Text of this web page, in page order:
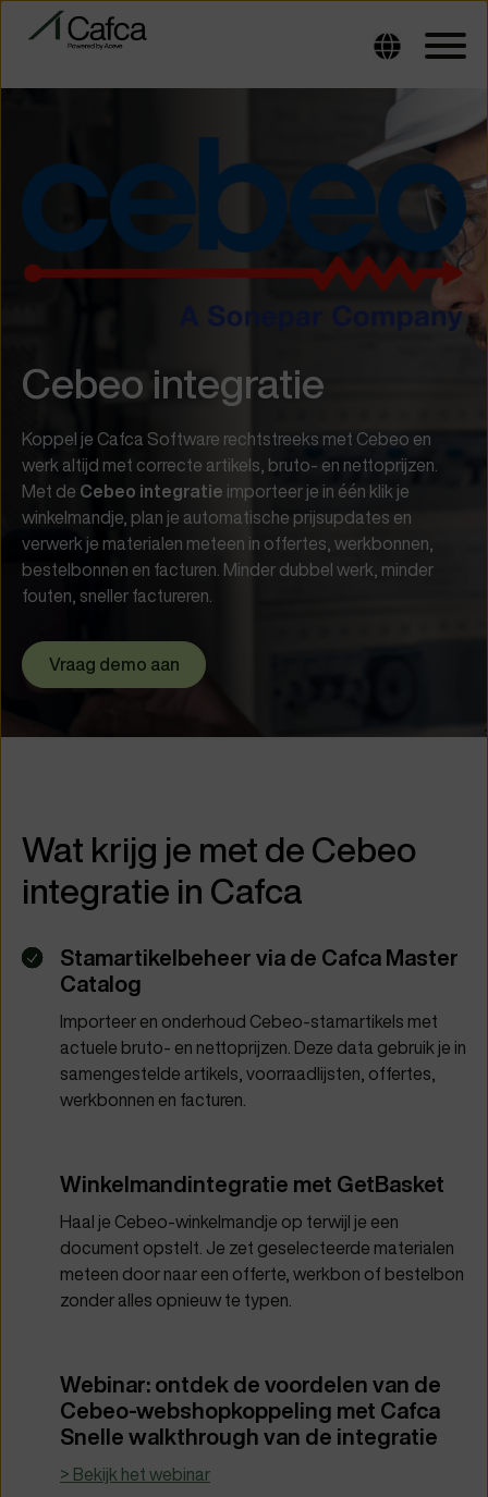
Cebeo integratie
Koppel je Cafca Software rechtstreeks met Cebeo en
werk altijd met correcte artikels, bruto- en nettoprijzen.
Met de Cebeo integratie importeer je in één klik je
winkelmandje, plan je automatische prijsupdates en
verwerk je materialen meteen in offertes, werkbonnen,
bestelbonnen en facturen. Minder dubbel werk, minder
fouten, sneller factureren.
Vraag demo aan
Wat krijg je met de Cebeo
integratie in Cafca
Stamartikelbeheer via de Cafca Master
Catalog
Importeer en onderhoud Cebeo-stamartikels met
actuele bruto- en nettoprijzen. Deze data gebruik je in
samengestelde artikels, voorraadlijsten, offertes,
werkbonnen en facturen.
Winkelmandintegratie met GetBasket
Haal je Cebeo-winkelmandje op terwijl je een
document opstelt. Je zet geselecteerde materialen
meteen door naar een offerte, werkbon of bestelbon
zonder alles opnieuw te typen.
Webinar: ontdek de voordelen van de
Cebeo‑webshopkoppeling met Cafca
Snelle walkthrough van de integratie
> Bekijk het webinar